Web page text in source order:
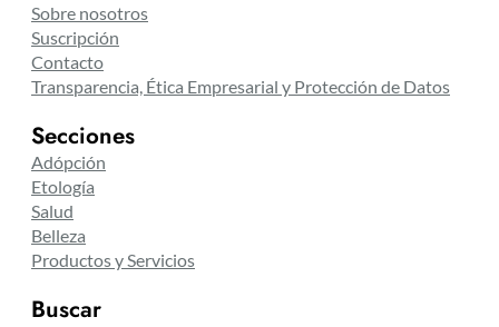
Sobre nosotros
Suscripción
Contacto
Transparencia, Ética Empresarial y Protección de Datos
Secciones
Adópción
Etología
Salud
Belleza
Productos y Servicios
Buscar